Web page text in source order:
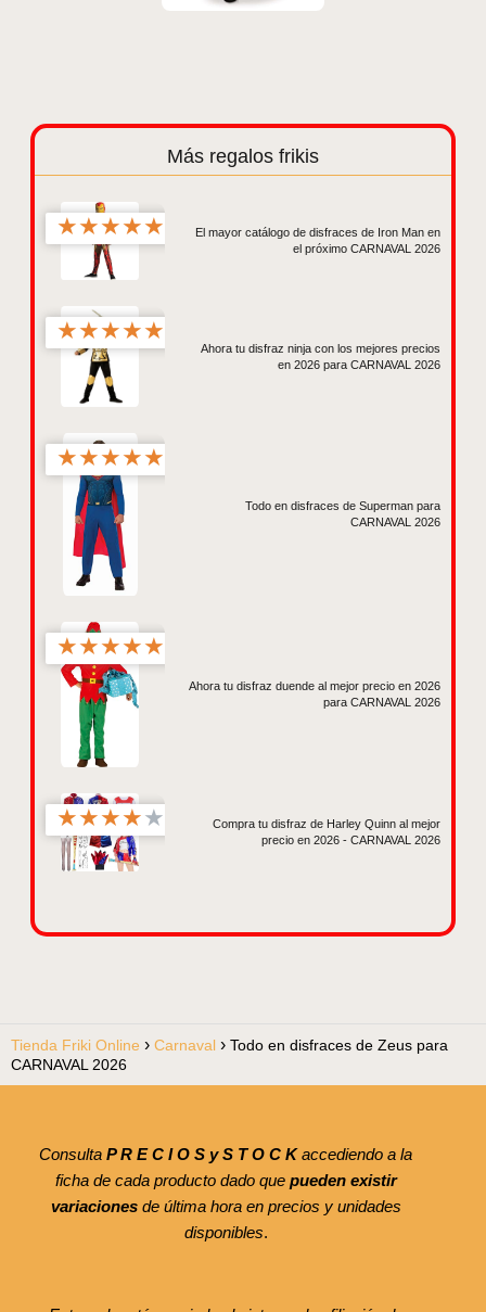
Más regalos frikis
★★★★★
El mayor catálogo de disfraces de Iron Man en
el próximo CARNAVAL 2026
★★★★★
Ahora tu disfraz ninja con los mejores precios
en 2026 para CARNAVAL 2026
★★★★★
Todo en disfraces de Superman para
CARNAVAL 2026
★★★★★
Ahora tu disfraz duende al mejor precio en 2026
para CARNAVAL 2026
★★★★★
Compra tu disfraz de Harley Quinn al mejor
precio en 2026 - CARNAVAL 2026
Tienda Friki Online Carnaval
Todo en disfraces de Zeus para
CARNAVAL 2026
Consulta P R E C I O S y S T O C Kaccediendo a la
ficha de cada producto dado que pueden existir
variacionesde última hora en precios y unidades
disponibles.